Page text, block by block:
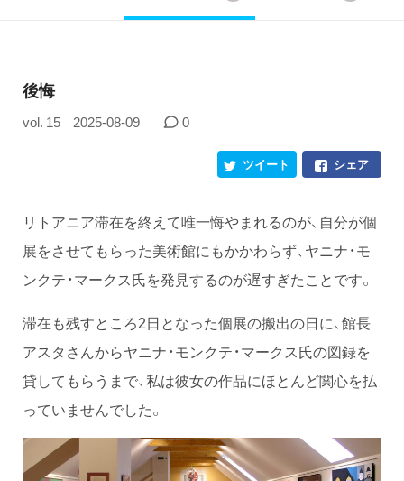
​後悔
vol. 15 2025-08-09 0
シェア
ツイート
リトアニア滞在を終えて唯一悔やまれるのが、自分が個
展をさせてもらった美術館にもかかわらず、ヤニナ・モ
ンクテ・マークス氏を発見するのが遅すぎたことです。
滞在も残すところ2日となった個展の搬出の日に、館長
アスタさんからヤニナ・モンクテ・マークス氏の図録を
貸してもらうまで、私は彼女の作品にほとんど関心を払
っていませんでした。